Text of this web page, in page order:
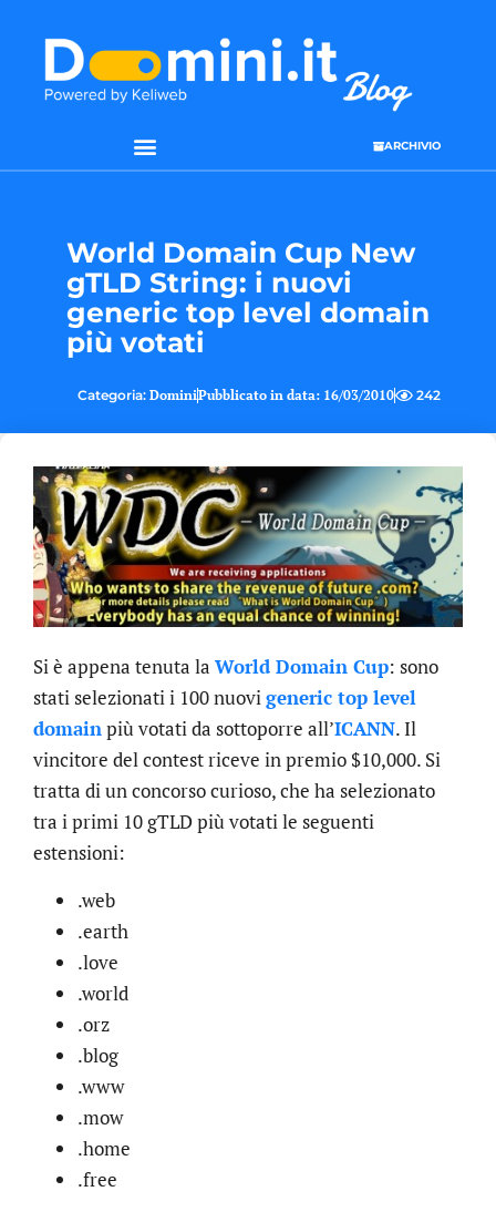
ARCHIVIO
World Domain Cup New
gTLD String: i nuovi
generic top level domain
più votati
Categoria: DominiPubblicato in data: 16/03/2010 242
Si è appena tenuta la World Domain Cup: sono
stati selezionati i 100 nuovigeneric top level
domainpiù votati da sottoporre all’ICANN. Il
vincitore del contest riceve in premio $10,000. Si
tratta di un concorso curioso, che ha selezionato
tra i primi 10 gTLD più votati le seguenti
estensioni:
.web
.earth
.love
.world
.orz
.blog
.www
.mow
.home
.free